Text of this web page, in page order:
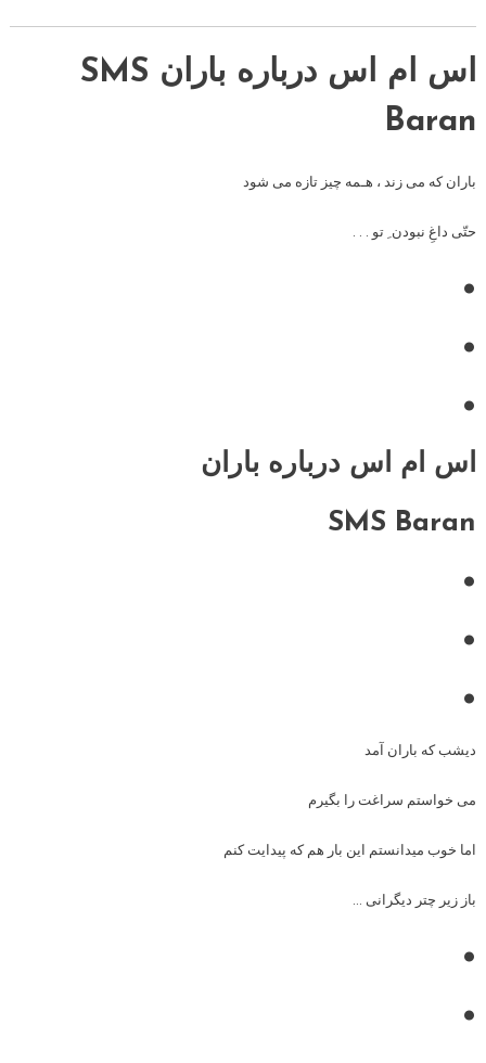
اس ام اس درباره باران SMS
Baran
باران که می زند ، هـمه چیز تازه می شود
حتّی داغِ نبودن ِ تو . . .
•
•
•
اس ام اس درباره باران
SMS Baran
•
•
•
دیشب که باران آمد
می خواستم سراغت را بگیرم
اما خوب میدانستم این بار هم که پیدایت کنم
باز زیر چتر دیگرانی …
•
•